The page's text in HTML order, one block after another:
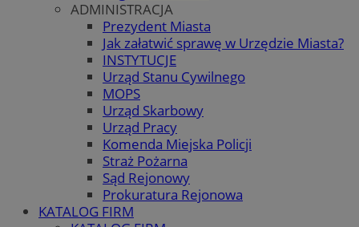
ADMINISTRACJA
Prezydent Miasta
Jak załatwić sprawę w Urzędzie Miasta?
INSTYTUCJE
Urząd Stanu Cywilnego
MOPS
Urząd Skarbowy
Urząd Pracy
Komenda Miejska Policji
Straż Pożarna
Sąd Rejonowy
Prokuratura Rejonowa
KATALOG FIRM